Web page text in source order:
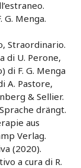
G. Menga.
Straordinario.
di U. Perone,
di F. G. Menga
A. Pastore,
& Sellier.
drängt.
aus
Verlag.
(2020).
a cura di R.